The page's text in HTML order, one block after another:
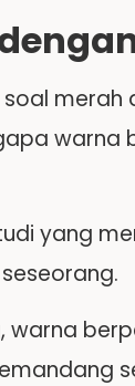
merah
warna
yang